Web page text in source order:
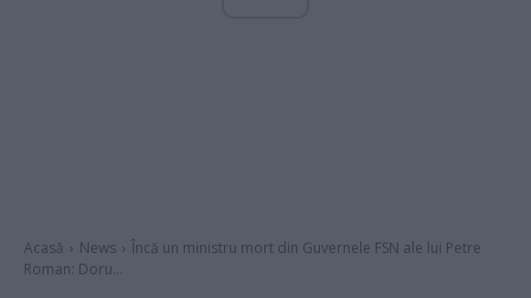
Acasă News
Încă un ministru mort din Guvernele FSN ale lui Petre
Roman: Doru...